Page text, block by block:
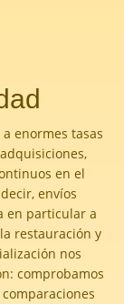
enormes tasas
en el
envíos
en particular a
restauración y
nos
comprobamos